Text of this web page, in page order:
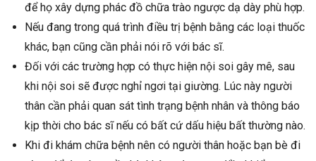
để họ xây dựng phác đồ chữa trào ngược dạ dày phù hợp.
Nếu đang trong quá trình điều trị bệnh bằng các loại thuốc
khác, bạn cũng cần phải nói rõ với bác sĩ.
Đối với các trường hợp có thực hiện nội soi gây mê, sau
khi nội soi sẽ được nghỉ ngơi tại giường. Lúc này người
thân cần phải quan sát tình trạng bệnh nhân và thông báo
kịp thời cho bác sĩ nếu có bất cứ dấu hiệu bất thường nào.
Khi đi khám chữa bệnh nên có người thân hoặc bạn bè đi